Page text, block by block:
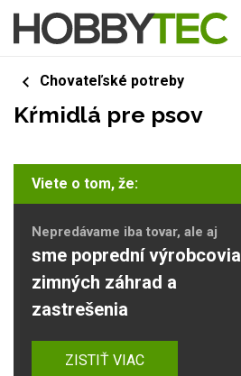
Chovateľské potreby
Kŕmidlá pre psov
Viete o tom, že:
Nepredávame iba tovar, ale aj
sme poprední výrobcovia
zimných záhrad a
zastrešenia
ZISTIŤ VIAC